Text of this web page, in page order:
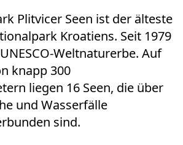
Plitvicer Seen ist der älteste
Kroatiens. Seit 1979
Weltnaturerbe. Auf
knapp 300
liegen 16 Seen, die über
und Wasserfälle
sind.